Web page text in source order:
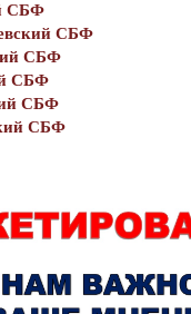
СБФ
СБФ
СБФ
СБФ
СБФ
СБФ